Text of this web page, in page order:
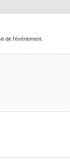
de l'évènement.